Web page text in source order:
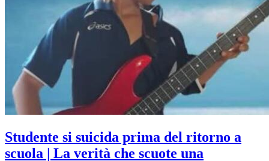
Studente si suicida prima del ritorno a
scuola | La verità che scuote una